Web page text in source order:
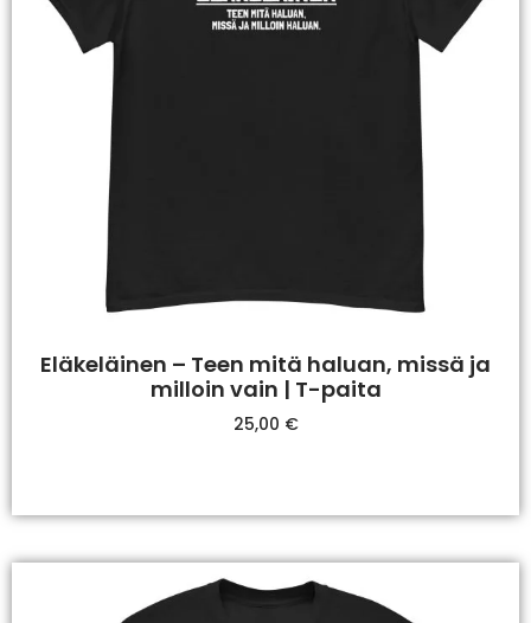
Eläkeläinen – Teen mitä haluan, missä ja
milloin vain | T-paita
25,00 €